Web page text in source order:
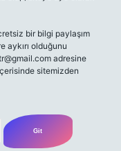
bir bilgi paylaşım
aykırı olduğunu
adresine
sitemizden